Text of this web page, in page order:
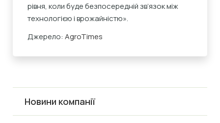
рівня, коли буде безпосередній зв’язок між
технологією і врожайністю».
Джерело:AgroTimes
Новини компанії